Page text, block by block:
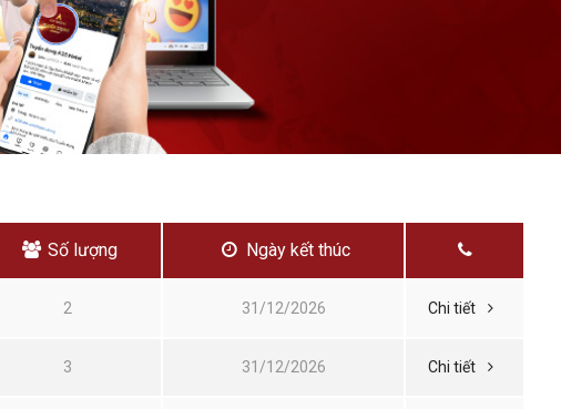
Số lượng Ngày kết thúc
2 31/12/2026 Chi tiết
3 31/12/2026 Chi tiết